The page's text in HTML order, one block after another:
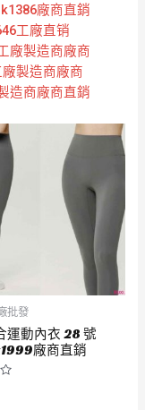
廠商直銷
工廠直销
廠製造商廠商
製造商廠商
造商廠商直銷
批發
運動內衣 28 號
廠商直銷